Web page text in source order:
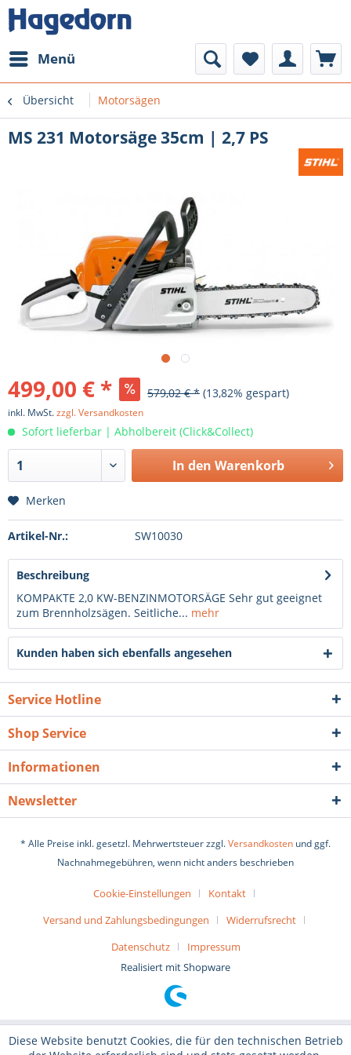
Menü
Übersicht Motorsägen
MS 231 Motorsäge 35cm | 2,7 PS
499,00 € * 579,02 € * (13,82% gespart)
inkl. MwSt.zzgl. Versandkosten
Sofort lieferbar | Abholbereit (Click&Collect)
In den Warenkorb
Merken
Artikel-Nr.: SW10030
Beschreibung
KOMPAKTE 2,0 KW-BENZINMOTORSÄGE Sehr gut geeignet
zum Brennholzsägen. Seitliche... mehr
Kunden haben sich ebenfalls angesehen
Service Hotline
Shop Service
Informationen
Newsletter
* Alle Preise inkl. gesetzl. Mehrwertsteuer zzgl.Versandkosten und ggf.
Nachnahmegebühren, wenn nicht anders beschrieben
Cookie-Einstellungen
Kontakt
Versand und Zahlungsbedingungen
Widerrufsrecht
Datenschutz
Impressum
Realisiert mit Shopware
Diese Website benutzt Cookies, die für den technischen Betrieb